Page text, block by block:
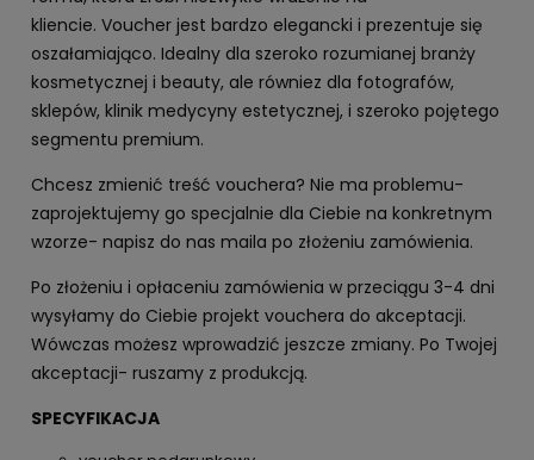
kliencie. Voucher jest bardzo elegancki i prezentuje się
oszałamiająco. Idealny dla szeroko rozumianej branży
kosmetycznej i beauty, ale równiez dla fotografów,
sklepów, klinik medycyny estetycznej, i szeroko pojętego
segmentu premium.
Chcesz zmienić treść vouchera? Nie ma problemu-
zaprojektujemy go specjalnie dla Ciebie na konkretnym
wzorze- napisz do nas maila po złożeniu zamówienia.
Po złożeniu i opłaceniu zamówienia w przeciągu 3-4 dni
wysyłamy do Ciebie projekt vouchera do akceptacji.
Wówczas możesz wprowadzić jeszcze zmiany. Po Twojej
akceptacji- ruszamy z produkcją.
SPECYFIKACJA